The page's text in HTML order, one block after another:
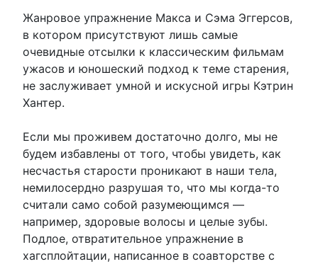
Жанровое упражнение Макса и Сэма Эггерсов,
в котором присутствуют лишь самые
очевидные отсылки к классическим фильмам
ужасов и юношеский подход к теме старения,
не заслуживает умной и искусной игры Кэтрин
Хантер.
Если мы проживем достаточно долго, мы не
будем избавлены от того, чтобы увидеть, как
несчастья старости проникают в наши тела,
немилосердно разрушая то, что мы когда-то
считали само собой разумеющимся —
например, здоровые волосы и целые зубы.
Подлое, отвратительное упражнение в
хагсплойтации, написанное в соавторстве с